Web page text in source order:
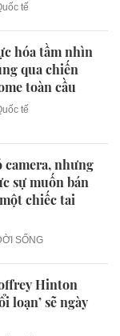
tế
hóa tầm nhìn
qua chiến
toàn cầu
tế
camera, nhưng
sự muốn bán
chiếc tai
SỐNG
Hinton
loạn’ sẽ ngày